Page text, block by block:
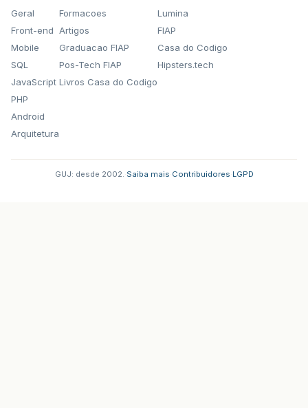
Geral
Front-end
Mobile
SQL
JavaScript
PHP
Android
Arquitetura
Formacoes
Artigos
Graduacao FIAP
Pos-Tech FIAP
Livros Casa do Codigo
Lumina
FIAP
Casa do Codigo
Hipsters.tech
GUJ: desde 2002. Saiba mais Contribuidores LGPD